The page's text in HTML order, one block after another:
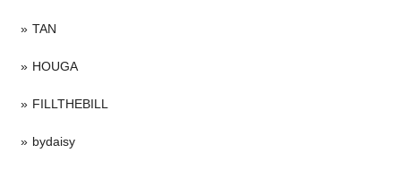
TAN
HOUGA
FILLTHEBILL
bydaisy